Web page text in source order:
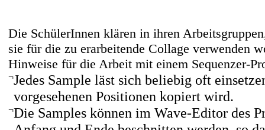
Die SchülerInnen klären in ihren
sie für die zu erarbeitende Collage verwenden
Hinweise für die Arbeit mit einem Sequenzer-
¬Jedes Sample läst sich beliebig oft
vorgesehenen Positionen kopiert wird.
¬Die Samples können im Wave-Editor des